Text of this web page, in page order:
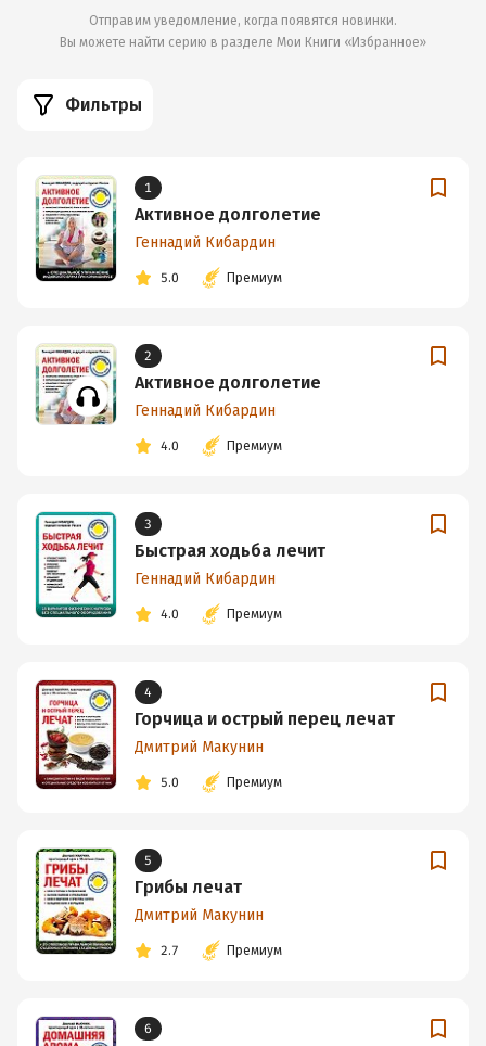
Отправим уведомление, когда появятся новинки.
Вы можете найти серию в разделе Мои Книги «Избранное»
Фильтры
1
Активное долголетие
Геннадий Кибардин
5.0 Премиум
2
Активное долголетие
Геннадий Кибардин
4.0 Премиум
3
Быстрая ходьба лечит
Геннадий Кибардин
4.0 Премиум
4
Горчица и острый перец лечат
Дмитрий Макунин
5.0 Премиум
5
Грибы лечат
Дмитрий Макунин
2.7 Премиум
6